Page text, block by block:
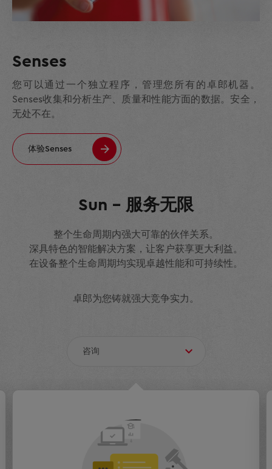
Senses
您可以通过一个独立程序，管理您所有的卓郎机器。
Senses收集和分析生产、质量和性能方面的数据。安全，
无处不在。
体验Senses
Sun – 服务无限
整个生命周期内强大可靠的伙伴关系。
深具特色的智能解决方案，让客户获享更大利益。
在设备整个生命周期均实现卓越性能和可持续性。
卓郎为您铸就强大竞争实力。